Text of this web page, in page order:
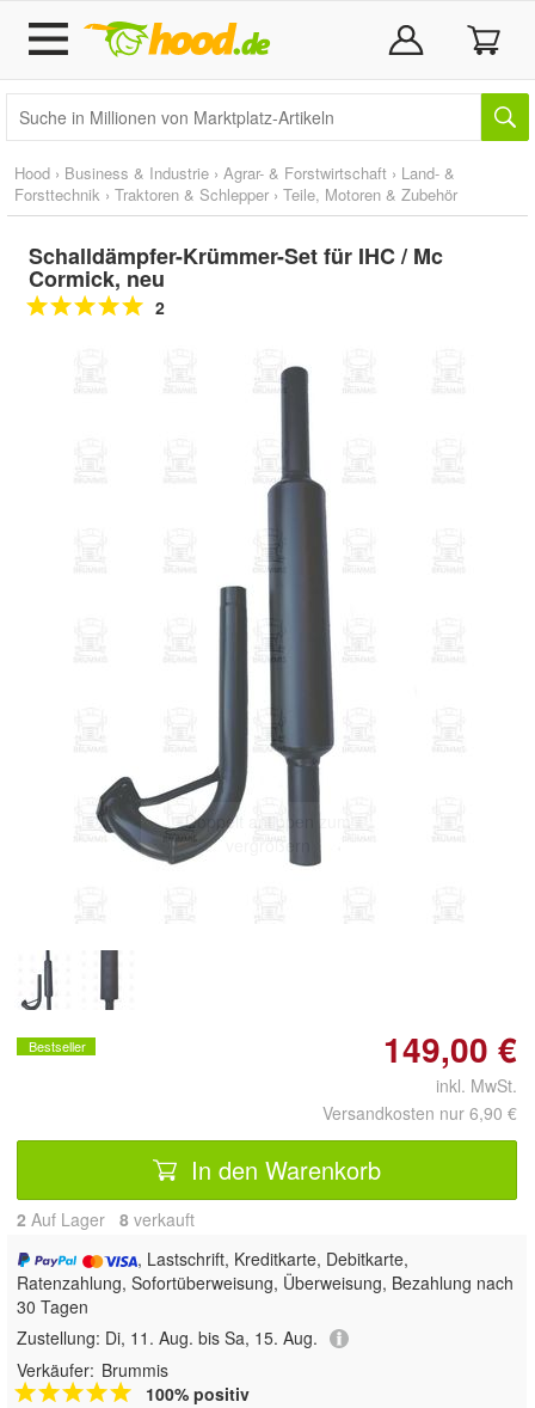
Hood › Business & Industrie › Agrar- & Forstwirtschaft › Land- &
Forsttechnik › Traktoren & Schlepper › Teile, Motoren & Zubehör
Schalldämpfer-Krümmer-Set für IHC / Mc
Cormick, neu
2
Doppelt antippen zum
vergrößern
Bestseller 149,00 €
inkl. MwSt.
Versandkosten nur 6,90 €
In den Warenkorb
2 Auf Lager 8 verkauft
, Lastschrift, Kreditkarte, Debitkarte,
Ratenzahlung, Sofortüberweisung, Überweisung, Bezahlung nach
30 Tagen
Zustellung: Di, 11. Aug. bis Sa, 15. Aug.
Verkäufer: Brummis
100% positiv